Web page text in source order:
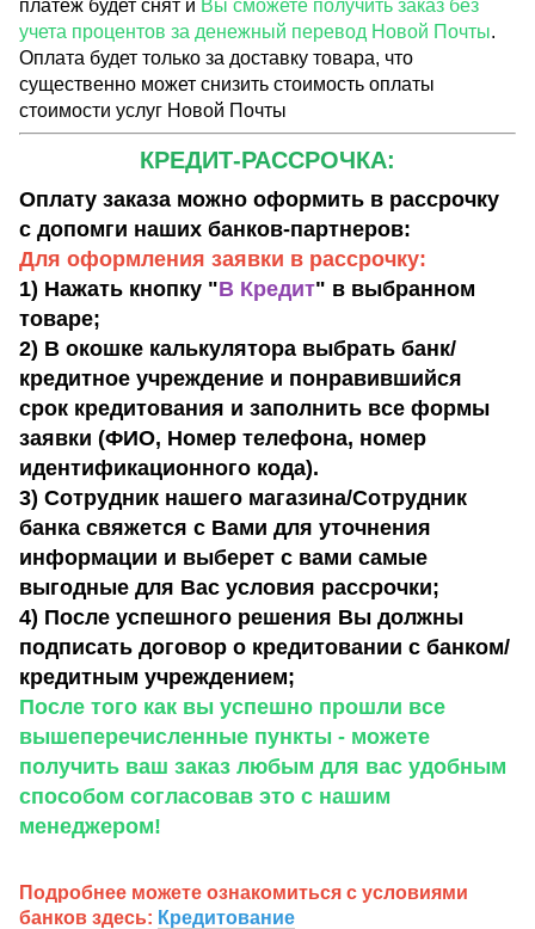
платеж будет снят и Вы сможете получить заказ без
учета процентов за денежный перевод Новой Почты.
Оплата будет только за доставку товара, что
существенно может снизить стоимость оплаты
стоимости услуг Новой Почты
КРЕДИТ-РАССРОЧКА:
Оплату заказа можно оформить в рассрочку
с допомги наших банков-партнеров:
Для оформления заявки в рассрочку:
1) Нажать кнопку "В Кредит" в выбранном
товаре;
2) В окошке калькулятора выбрать банк/
кредитное учреждение и понравившийся
срок кредитования и заполнить все формы
заявки (ФИО, Номер телефона, номер
идентификационного кода).
3) Сотрудник нашего магазина/Сотрудник
банка свяжется с Вами для уточнения
информации и выберет с вами самые
выгодные для Вас условия рассрочки;
4) После успешного решения Вы должны
подписать договор о кредитовании с банком/
кредитным учреждением;
После того как вы успешно прошли все
вышеперечисленные пункты - можете
получить ваш заказ любым для вас удобным
способом согласовав это с нашим
менеджером!
Подробнее можете ознакомиться с условиями
банков здесь: Кредитование